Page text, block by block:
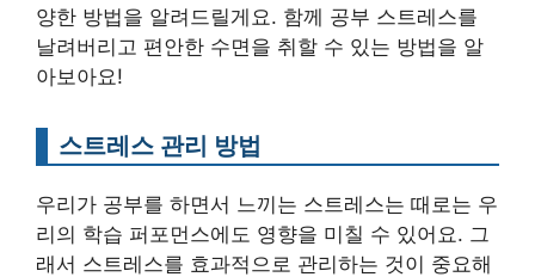
양한 방법을 알려드릴게요. 함께 공부 스트레스를
날려버리고 편안한 수면을 취할 수 있는 방법을 알
아보아요!
스트레스 관리 방법
우리가 공부를 하면서 느끼는 스트레스는 때로는 우
리의 학습 퍼포먼스에도 영향을 미칠 수 있어요. 그
래서 스트레스를 효과적으로 관리하는 것이 중요해